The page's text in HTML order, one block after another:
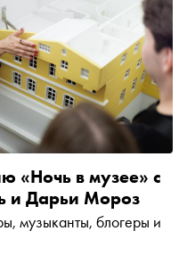
«Ночь в музее» с
и Дарьи Мороз
музыканты, блогеры и